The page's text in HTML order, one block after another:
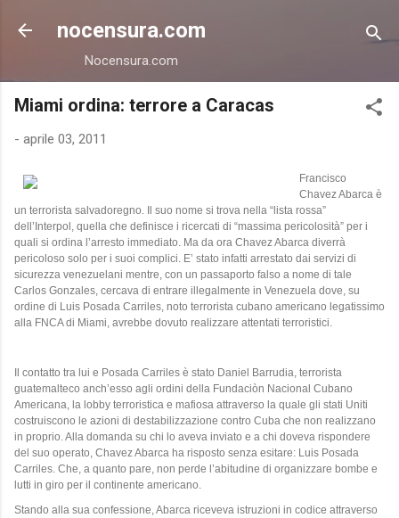
Passa ai contenuti principali
nocensura.com
Nocensura.com
Miami ordina: terrore a Caracas
- aprile 03, 2011
Francisco
Chavez Abarca è
un terrorista salvadoregno. Il suo nome si trova nella “lista rossa”
dell’Interpol, quella che definisce i ricercati di “massima pericolosità” per i
quali si ordina l’arresto immediato. Ma da ora Chavez Abarca diverrà
pericoloso solo per i suoi complici. E’ stato infatti arrestato dai servizi di
sicurezza venezuelani mentre, con un passaporto falso a nome di tale
Carlos Gonzales, cercava di entrare illegalmente in Venezuela dove, su
ordine di Luis Posada Carriles, noto terrorista cubano americano legatissimo
alla FNCA di Miami, avrebbe dovuto realizzare attentati terroristici.
Il contatto tra lui e Posada Carriles è stato Daniel Barrudia, terrorista
guatemalteco anch’esso agli ordini della Fundaciòn Nacional Cubano
Americana, la lobby terroristica e mafiosa attraverso la quale gli stati Uniti
costruiscono le azioni di destabilizzazione contro Cuba che non realizzano
in proprio. Alla domanda su chi lo aveva inviato e a chi doveva rispondere
del suo operato, Chavez Abarca ha risposto senza esitare: Luis Posada
Carriles. Che, a quanto pare, non perde l’abitudine di organizzare bombe e
lutti in giro per il continente americano.
Stando alla sua confessione, Abarca riceveva istruzioni in codice attraverso